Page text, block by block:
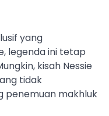
yang
legenda ini tetap
kisah Nessie
tidak
penemuan makhluk